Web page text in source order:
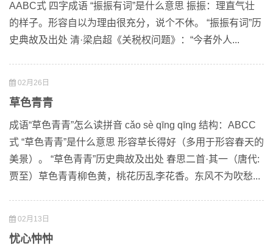
AABC式 四字成语 “振振有词”是什么意思 振振：理直气壮
的样子。形容自以为理由很充分，说个不休。 “振振有词”历
史典故及出处 清·梁启超《关税权问题》：“今者外人...
02月26日
草色青青
成语“草色青青”怎么读拼音 cǎo sè qīng qīng 结构：ABCC
式 “草色青青”是什么意思 形容草长得好（多用于形容春天的
美景）。 “草色青青”历史典故及出处 春思二首·其一（唐代:
贾至）草色青青柳色黄，桃花历乱李花香。东风不为吹愁...
02月13日
忧心忡忡